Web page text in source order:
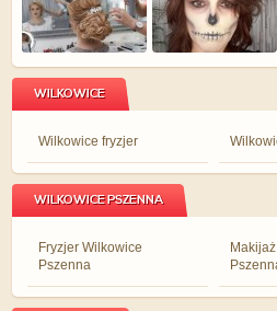
WILKOWICE
Wilkowice fryzjer
WILKOWICE PSZENNA
Fryzjer Wilkowice
Pszenna